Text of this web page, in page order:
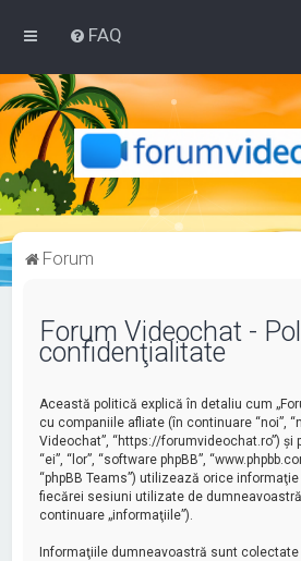
FAQ
Forum
Forum Videochat -
confidenţialitate
Această politică explică în detaliu cum
cu companiile afliate (în continuare “noi”,
Videochat”, “https://forumvideochat.ro”) şi
“ei”, “lor”, “software phpBB”,
“phpBB Teams”) utilizează orice
fiecărei sesiuni utilizate de
continuare „informaţiile”).
Informaţiile dumneavoastră sunt colectate